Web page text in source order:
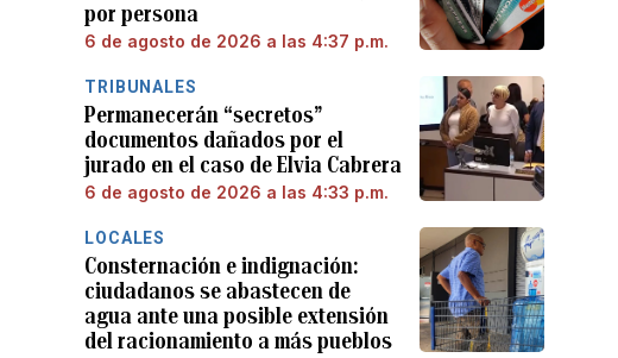
por persona
6 de agosto de 2026 a las 4:37 p.m.
TRIBUNALES
Permanecerán “secretos”
documentos dañados por el
jurado en el caso de Elvia Cabrera
6 de agosto de 2026 a las 4:33 p.m.
LOCALES
Consternación e indignación:
ciudadanos se abastecen de
agua ante una posible extensión
del racionamiento a más pueblos